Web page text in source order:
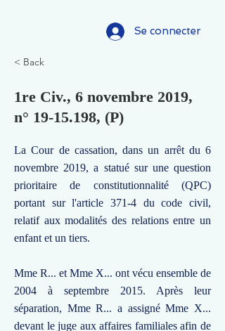
Se connecter
< Back
1re Civ., 6 novembre 2019,
n° 19-15.198, (P)
La Cour de cassation, dans un arrêt du 6
novembre 2019, a statué sur une question
prioritaire de constitutionnalité (QPC)
portant sur l'article 371-4 du code civil,
relatif aux modalités des relations entre un
enfant et un tiers.
Mme R... et Mme X... ont vécu ensemble de
2004 à septembre 2015. Après leur
séparation, Mme R... a assigné Mme X...
devant le juge aux affaires familiales afin de